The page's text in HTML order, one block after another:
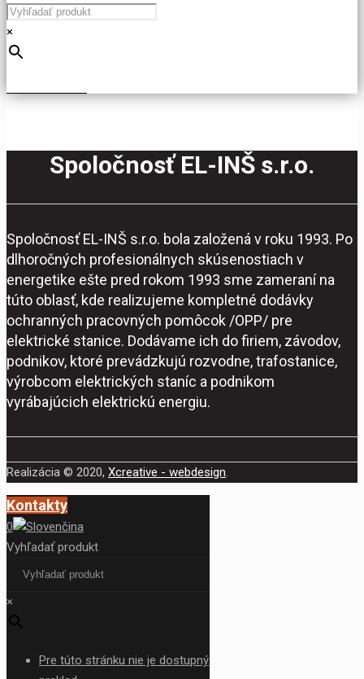
×
Spoločnosť EL-INŠ s.r.o.
Spoločnosť EL-INŠ s.r.o. bola založená v roku 1993. Po
dlhoročných profesionálnych skúsenostiach v
energetike ešte pred rokom 1993 sme zameraní na
túto oblasť, kde realizujeme kompletné dodávky
ochranných pracovných pomôcok /OPP/ pre
elektrické stanice. Dodávame ich do firiem, závodov,
podnikov, ktoré prevádzkujú rozvodne, trafostanice,
výrobcom elektrických staníc a podnikom
vyrábajúcich elektrickú energiu.
Realizácia © 2020, Xcreative - webdesign.
Kontakty
0
Vyhľadať produkt
×
Pre túto stránku nie je dostupný